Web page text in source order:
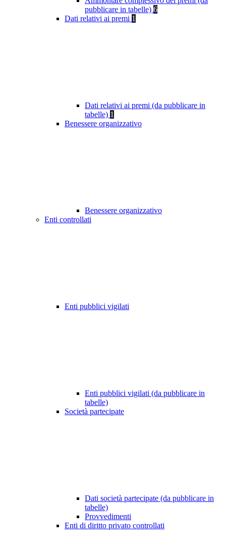
pubblicare in tabelle) 6
Dati relativi ai premi 1
Dati relativi ai premi (da pubblicare in
tabelle) 1
Benessere organizzativo
Benessere organizzativo
Enti controllati
Enti pubblici vigilati
Enti pubblici vigilati (da pubblicare in
tabelle)
Società partecipate
Dati società partecipate (da pubblicare in
tabelle)
Provvedimenti
Enti di diritto privato controllati